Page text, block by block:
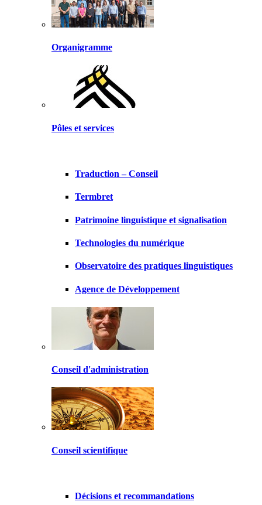
Organigramme
Pôles et services
Traduction – Conseil
Termbret
Patrimoine linguistique et signalisation
Technologies du numérique
Observatoire des pratiques linguistiques
Agence de Développement
Conseil d'administration
Conseil scientifique
Décisions et recommandations